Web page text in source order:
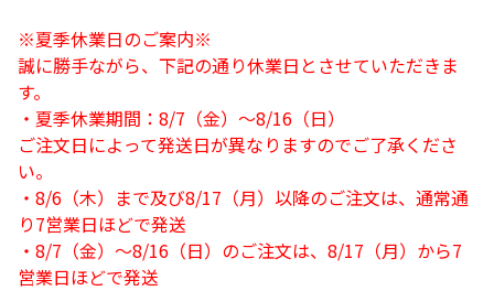
※夏季休業日のご案内※
誠に勝手ながら、下記の通り休業日とさせていただきま
す。
・夏季休業期間：8/7（金）～8/16（日）
ご注文日によって発送日が異なりますのでご了承くださ
い。
・8/6（木）まで及び8/17（月）以降のご注文は、通常通
り7営業日ほどで発送
・8/7（金）～8/16（日）のご注文は、8/17（月）から7
営業日ほどで発送